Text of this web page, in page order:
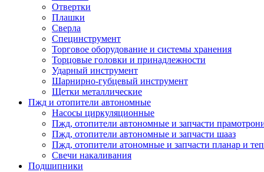
Отвертки
Плашки
Сверла
Специнструмент
Торговое оборудование и системы хранения
Торцовые головки и принадлежности
Ударный инструмент
Шарнирно-губцевый инструмент
Щетки металлические
Пжд и отопители автономные
Насосы циркуляционные
Пжд, отопители автономные и запчасти
Пжд, отопители автономные и запчасти шааз
Пжд, отопители атономные и запчасти планар и
Свечи накаливания
Подшипники